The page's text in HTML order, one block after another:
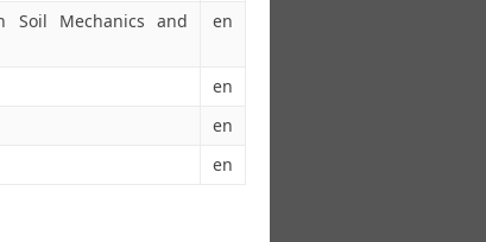
Soil Mechanics and
en
en
en
en